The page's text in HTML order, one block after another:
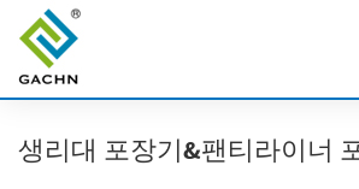
생리대 포장기&팬티라이너